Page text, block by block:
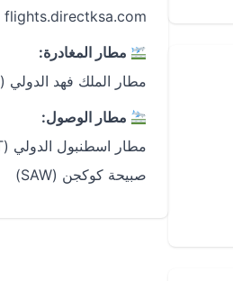
flights.directksa.com
مطار المغادرة:
مطار الملك فهد الدولي (DMM)
مطار الوصول:
صبيحة كوكجن (SAW)